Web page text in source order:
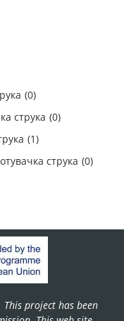
(0)
струка (0)
(1)
струка (0)
project has been